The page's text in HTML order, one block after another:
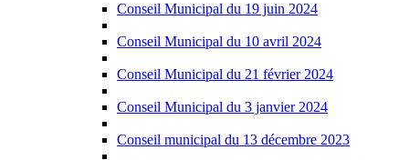
Conseil Municipal du 19 juin 2024
Conseil Municipal du 10 avril 2024
Conseil Municipal du 21 février 2024
Conseil Municipal du 3 janvier 2024
Conseil municipal du 13 décembre 2023